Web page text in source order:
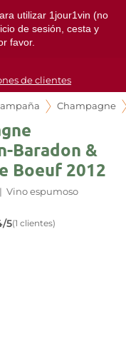
utilizar 1jour1vin (no
de sesión, cesta y
favor.
de clientes
Champagne
Baradon &
Boeuf 2012
| Vino espumoso
5(1 clientes)